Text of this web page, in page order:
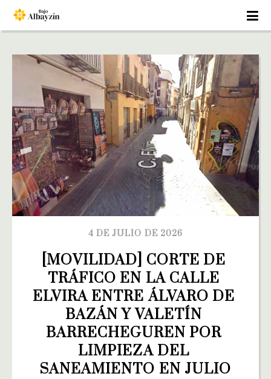
4 DE JULIO DE 2026
[MOVILIDAD] CORTE DE
TRÁFICO EN LA CALLE
ELVIRA ENTRE ÁLVARO DE
BAZÁN Y VALETÍN
BARRECHEGUREN POR
LIMPIEZA DEL
SANEAMIENTO EN JULIO